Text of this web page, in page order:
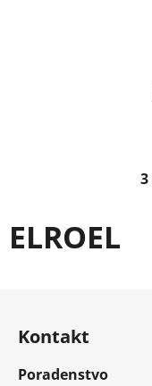
3
ELROEL
Kontakt
Poradenstvo